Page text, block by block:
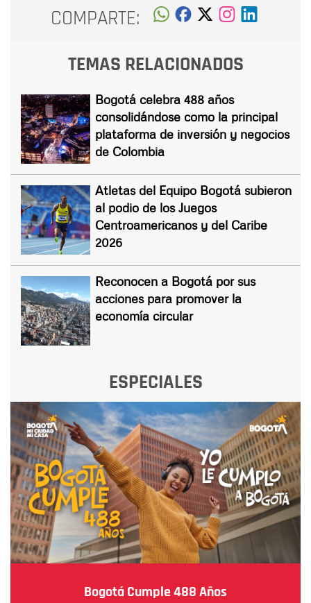
COMPARTE:
TEMAS RELACIONADOS
Bogotá celebra 488 años
consolidándose como la principal
plataforma de inversión y negocios
de Colombia
Atletas del Equipo Bogotá subieron
al podio de los Juegos
Centroamericanos y del Caribe
2026
Reconocen a Bogotá por sus
acciones para promover la
economía circular
ESPECIALES
Bogotá Cumple 488 Años